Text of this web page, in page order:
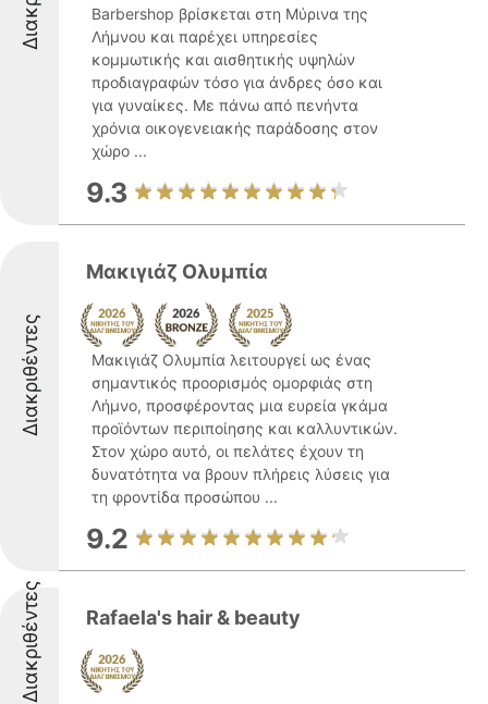
Barbershop βρίσκεται στη Μύρινα της
Λήμνου και παρέχει υπηρεσίες
κομμωτικής και αισθητικής υψηλών
προδιαγραφών τόσο για άνδρες όσο και
για γυναίκες. Με πάνω από πενήντα
χρόνια οικογενειακής παράδοσης στον
χώρο ...
9.3
Διακριθέντες
Μακιγιάζ Ολυμπία
Μακιγιάζ Ολυμπία λειτουργεί ως ένας
σημαντικός προορισμός ομορφιάς στη
Λήμνο, προσφέροντας μια ευρεία γκάμα
προϊόντων περιποίησης και καλλυντικών.
Στον χώρο αυτό, οι πελάτες έχουν τη
δυνατότητα να βρουν πλήρεις λύσεις για
τη φροντίδα προσώπου ...
9.2
Διακριθέντες Rafaela's hair & beauty